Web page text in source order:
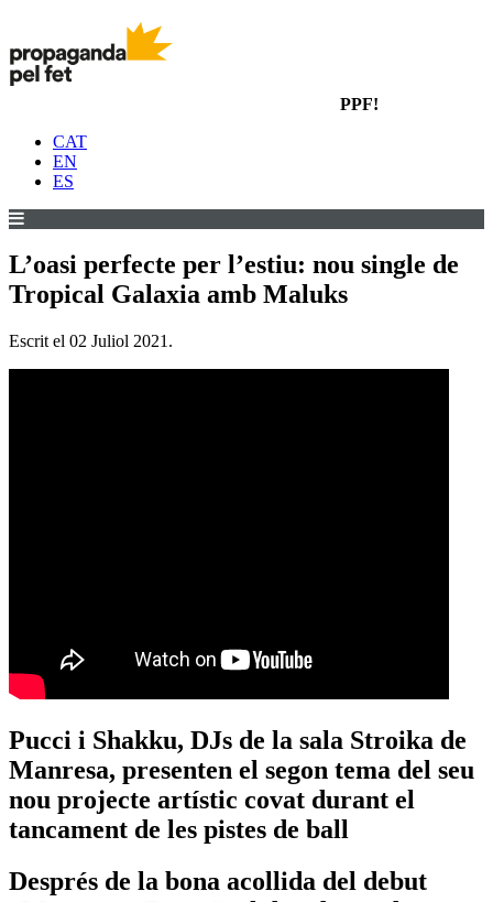
PPF!
CAT
EN
ES
L’oasi perfecte per l’estiu: nou single de
Tropical Galaxia amb Maluks
Escrit el 02 Juliol 2021 .
Pucci i Shakku, DJs de la sala Stroika de
Manresa, presenten el segon tema del seu
nou projecte artístic covat durant el
tancament de les pistes de ball
Després de la bona acollida del debut